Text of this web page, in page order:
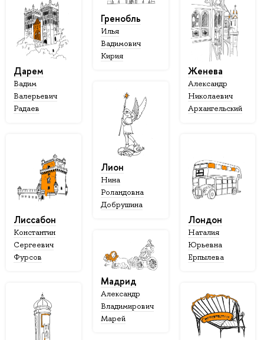
Гренобль
Илья
Вадимович
Кирия
Дарем
Вадим
Валерьевич
Радаев
Женева
Александр
Николаевич
Архангельский
Лион
Нина
Роландовна
Добрушина
Лиссабон
Константин
Сергеевич
Фурсов
Лондон
Наталия
Юрьевна
Ерпылева
Мадрид
Александр
Владимирович
Марей